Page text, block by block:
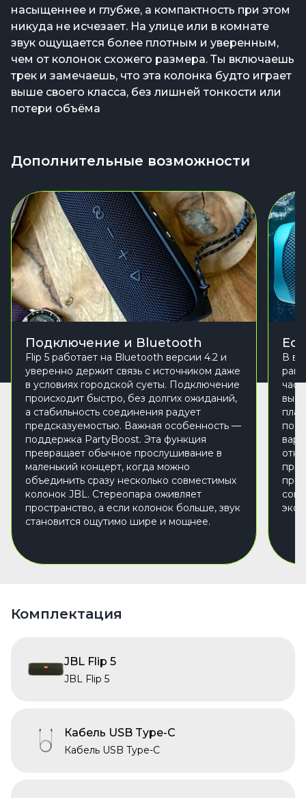
насыщеннее и глубже, а компактность при этом
никуда не исчезает. На улице или в комнате
звук ощущается более плотным и уверенным,
чем от колонок схожего размера. Ты включаешь
трек и замечаешь, что эта колонка будто играет
выше своего класса, без лишней тонкости или
потери объёма
Дополнительные возможности
Подключение и Bluetooth
Flip 5 работает на Bluetooth версии 4.2 и
уверенно держит связь с источником даже
в условиях городской суеты. Подключение
происходит быстро, без долгих ожиданий,
а стабильность соединения радует
предсказуемостью. Важная особенность —
поддержка PartyBoost. Эта функция
превращает обычное прослушивание в
маленький концерт, когда можно
объединить сразу несколько совместимых
колонок JBL. Стереопара оживляет
пространство, а если колонок больше, звук
становится ощутимо шире и мощнее.
В
под
Комплектация
JBL Flip 5
JBL Flip 5
Кабель USB Type-C
Кабель USB Type-C